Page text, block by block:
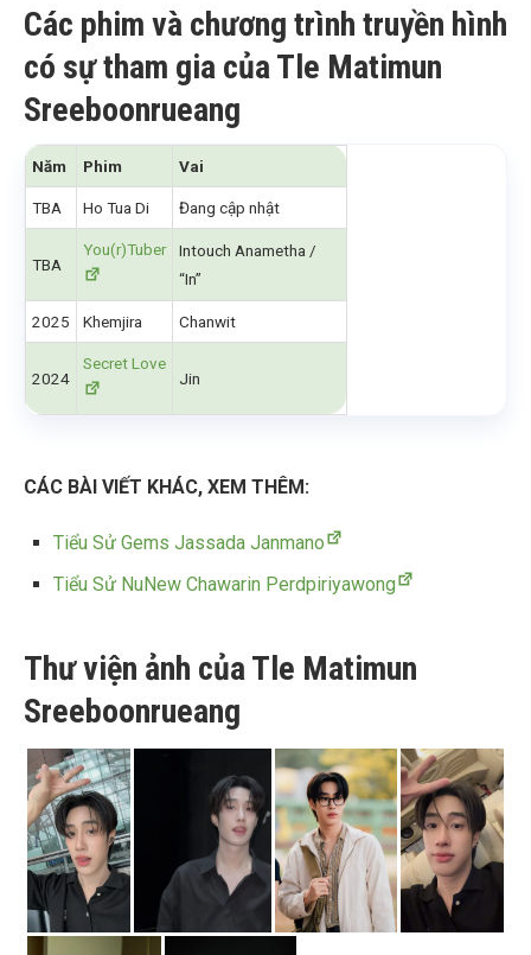
Các phim và chương trình truyền hình
có sự tham gia của Tle Matimun
Sreeboonrueang
Năm Phim Vai
TBA Ho Tua Di Đang cập nhật
TBA
You(r)Tuber
Intouch Anametha /
“In”
2025 Khemjira Chanwit
2024
Secret Love
Jin
CÁC BÀI VIẾT KHÁC, XEM THÊM:
Tiểu Sử Gems Jassada Janmano
Tiểu Sử NuNew Chawarin Perdpiriyawong
Thư viện ảnh của Tle Matimun
Sreeboonrueang